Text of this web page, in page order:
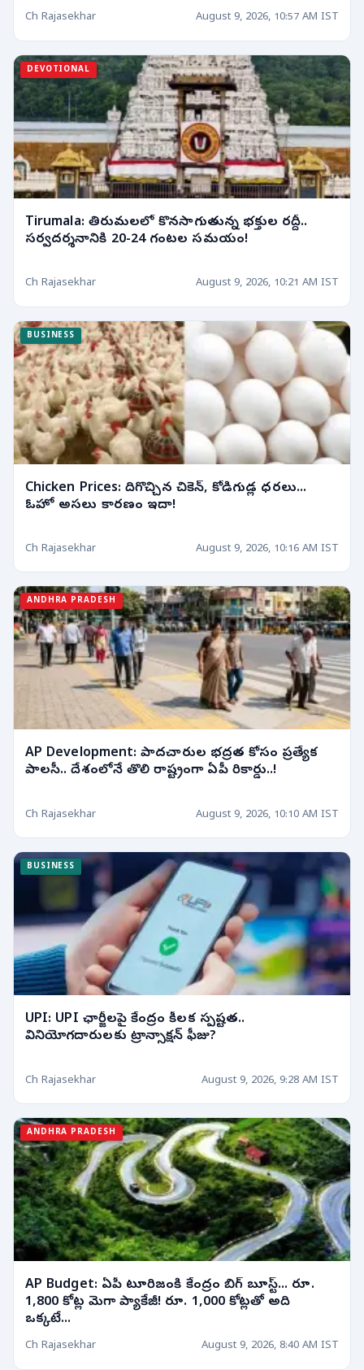
Ch Rajasekhar August 9, 2026, 10:57 AM IST
DEVOTIONAL
Tirumala: తిరుమలలో కొనసాగుతున్న భక్తుల రద్దీ..
సర్వదర్శనానికి 20-24 గంటల సమయం!
Ch Rajasekhar August 9, 2026, 10:21 AM IST
BUSINESS
Chicken Prices: దిగొచ్చిన చికెన్, కోడిగుడ్ల ధరలు...
ఓహో అసలు కారణం ఇదా!
Ch Rajasekhar August 9, 2026, 10:16 AM IST
ANDHRA PRADESH
AP Development: పాదచారుల భద్రత కోసం ప్రత్యేక
పాలసీ.. దేశంలోనే తొలి రాష్ట్రంగా ఏపీ రికార్డు..!
Ch Rajasekhar August 9, 2026, 10:10 AM IST
BUSINESS
UPI: UPI ఛార్జీలపై కేంద్రం కీలక స్పష్టత..
వినియోగదారులకు ట్రాన్సాక్షన్ ఫీజు?
Ch Rajasekhar August 9, 2026, 9:28 AM IST
ANDHRA PRADESH
AP Budget: ఏపీ టూరిజంకి కేంద్రం బిగ్ బూస్ట్... రూ.
1,800 కోట్ల మెగా ప్యాకేజీ! రూ. 1,000 కోట్లతో అది
ఒక్కటే...
Ch Rajasekhar August 9, 2026, 8:40 AM IST